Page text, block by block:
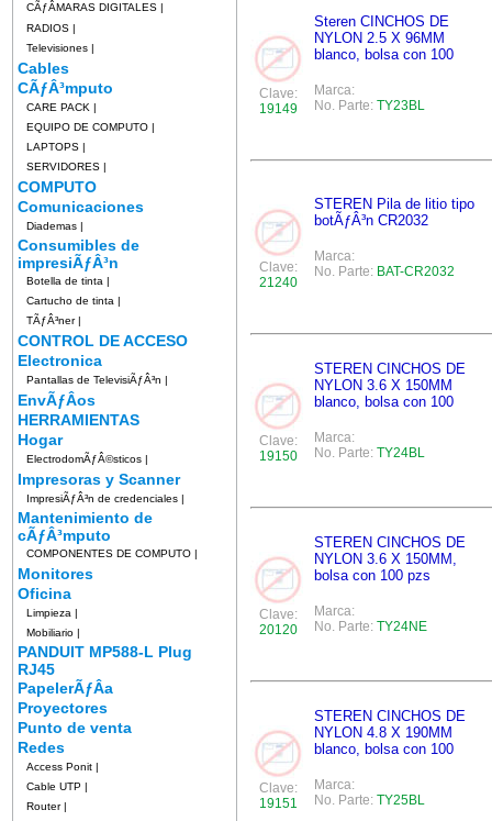
CÃƒÂMARAS DIGITALES |
RADIOS |
Televisiones |
Cables
CÃƒÂ³mputo
CARE PACK |
EQUIPO DE COMPUTO |
LAPTOPS |
SERVIDORES |
COMPUTO
Comunicaciones
Diademas |
Consumibles de
impresiÃƒÂ³n
Botella de tinta |
Cartucho de tinta |
TÃƒÂ³ner|
CONTROL DE ACCESO
Electronica
Pantallas de TelevisiÃƒÂ³n |
EnvÃƒÂ­os
HERRAMIENTAS
Hogar
ElectrodomÃƒÂ©sticos |
Impresoras y Scanner
ImpresiÃƒÂ³n de credenciales |
Mantenimiento de
cÃƒÂ³mputo
COMPONENTES DE COMPUTO |
Monitores
Oficina
Limpieza |
Mobiliario |
PANDUIT MP588-L Plug
RJ45
PapelerÃƒÂ­a
Proyectores
Punto de venta
Redes
Access Ponit |
Cable UTP |
Router|
Clave:
19149
Steren CINCHOS DE
NYLON 2.5 X 96MM
blanco, bolsa con 100
Marca:
No. Parte: TY23BL
Clave:
21240
STEREN Pila de litio tipo
botÃƒÂ³n CR2032
Marca:
No. Parte: BAT-CR2032
Clave:
19150
STEREN CINCHOS DE
NYLON 3.6 X 150MM
blanco, bolsa con 100
Marca:
No. Parte: TY24BL
Clave:
20120
STEREN CINCHOS DE
NYLON 3.6 X 150MM,
bolsa con 100 pzs
Marca:
No. Parte: TY24NE
Clave:
19151
STEREN CINCHOS DE
NYLON 4.8 X 190MM
blanco, bolsa con 100
Marca:
No. Parte: TY25BL